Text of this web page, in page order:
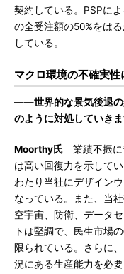
契約している。PSPに
の全受注額の50%をは
している。
マクロ環境の不確実
――世界的な景気後退の
のように対処していきま
Moorthy氏 業績不振に
は高い回復力を示して
わたり当社にデザイン
なっている。また、当
空宇宙、防衛、データ
トは堅調で、民生市場
限られている。さらに
況にある生産能力を必